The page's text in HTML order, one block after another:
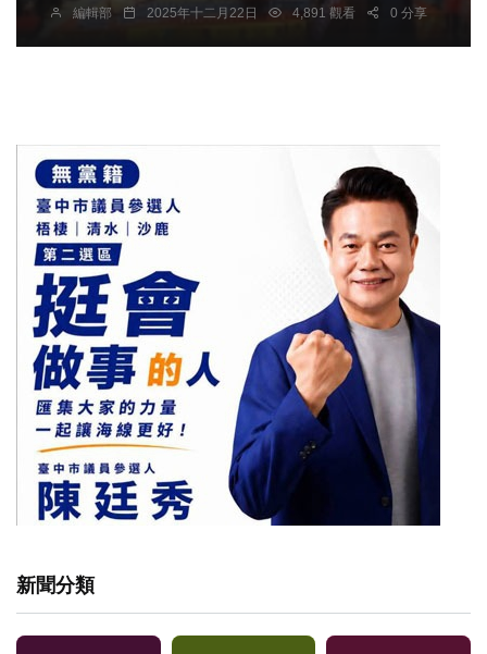
編輯部 2025年十二月22日 4,891 觀看 0 分享
新聞分類